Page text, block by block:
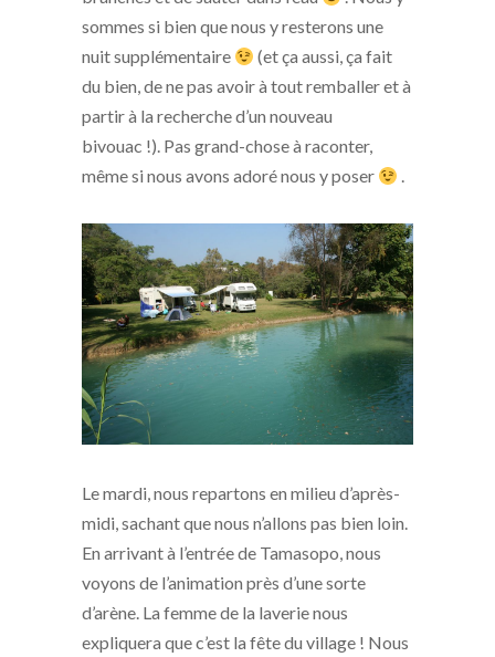
sommes si bien que nous y resterons une
nuit supplémentaire
(et ça aussi, ça fait
du bien, de ne pas avoir à tout remballer et à
partir à la recherche d’un nouveau
bivouac !). Pas grand-chose à raconter,
même si nous avons adoré nous y poser
.
Le mardi, nous repartons en milieu d’après-
midi, sachant que nous n’allons pas bien loin.
En arrivant à l’entrée de Tamasopo, nous
voyons de l’animation près d’une sorte
d’arène. La femme de la laverie nous
expliquera que c’est la fête du village ! Nous